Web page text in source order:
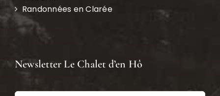
Randonnées en Clarée
Newsletter Le Chalet d’en Hô